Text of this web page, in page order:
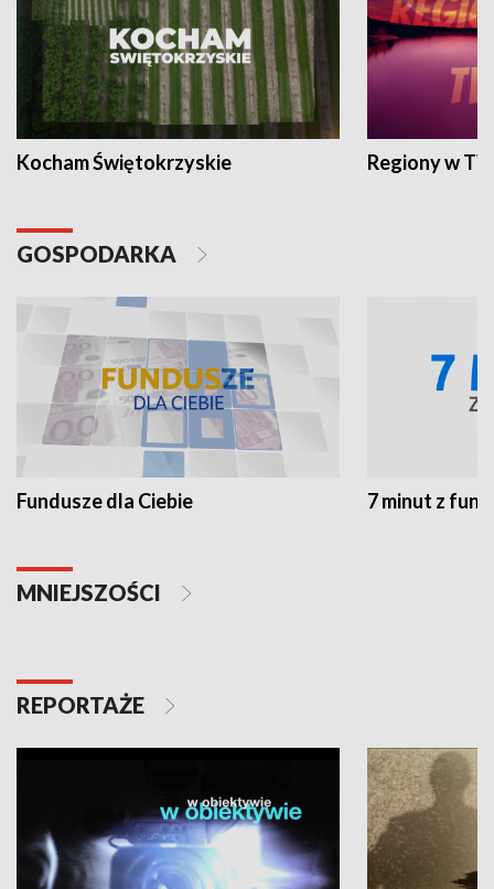
Kocham Świętokrzyskie Regiony w
GOSPODARKA
Fundusze dla Ciebie 7 minut z
MNIEJSZOŚCI
REPORTAŻE